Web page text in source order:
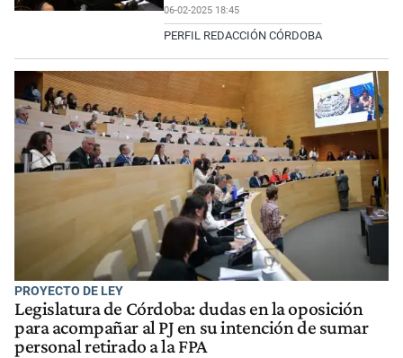
06-02-2025 18:45
PERFIL REDACCIÓN CÓRDOBA
PROYECTO DE LEY
Legislatura de Córdoba: dudas en la oposición
para acompañar al PJ en su intención de sumar
personal retirado a la FPA